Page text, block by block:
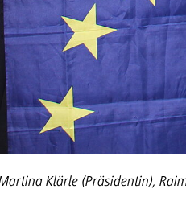
Klärle (Präsidentin),